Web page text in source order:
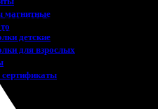
магнитные
детские
для взрослых
быстрая доставка! Сделала
обслуживание. Результат